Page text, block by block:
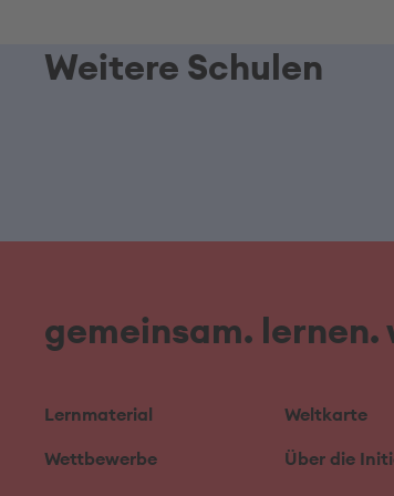
Weitere Schulen
gemeinsam.
Lernmaterial
Wettbewerbe
Weltkarte
Über die